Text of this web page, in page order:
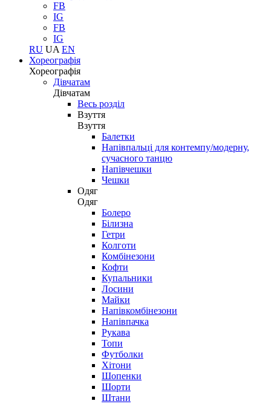
FB
IG
FB
IG
RU UA EN
Хореографія
Хореографія
Дівчатам
Дівчатам
Весь розділ
Взуття
Взуття
Балетки
Напівпальці для контемпу/модерну,
сучасного танцю
Напівчешки
Чешки
Одяг
Одяг
Болеро
Білизна
Гетри
Колготи
Комбінезони
Кофти
Купальники
Лосини
Майки
Напівкомбінезони
Напівпачка
Рукава
Топи
Футболки
Хітони
Шопенки
Шорти
Штани